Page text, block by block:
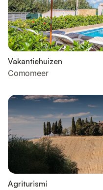
Vakantiehuizen
Comomeer
Agriturismi